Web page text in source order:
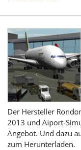
Der Hersteller
2013 und Aiport-
Angebot. Und dazu
zum Herunterladen.